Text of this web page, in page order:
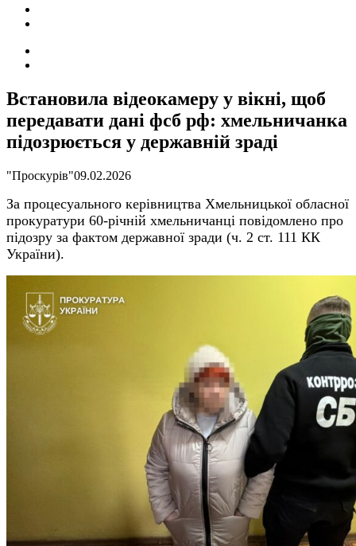
Встановила відеокамеру у вікні, щоб
передавати дані фсб рф: хмельничанка
підозрюється у державній зраді
"Проскурів"09.02.2026
За процесуального керівництва Хмельницької обласної
прокуратури 60-річній хмельничанці повідомлено про
підозру за фактом державної зради (ч. 2 ст. 111 КК
України).